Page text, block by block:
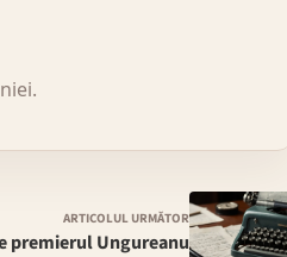
ARTICOLUL URMĂTOR
premierul Ungureanu